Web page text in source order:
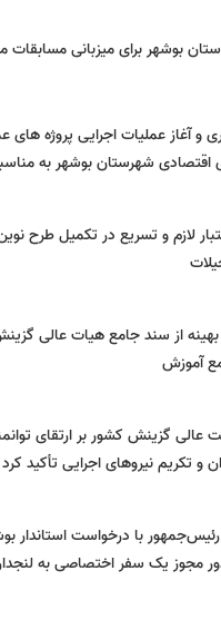
بوشهر برای میزبانی مسابقات
و آغاز عملیات اجرایی پروژه های
اقتصادی شهرستان بوشهر به
لازم و تسریع در تکمیل طرح
بهینه از سند جامع هیات عالی
آموزش
عالی گزینش کشور بر ارتقای
و تکریم نیروهای اجرایی تأکید کرد
با درخواست استاندار
مجوز یک سفر اختصاصی به